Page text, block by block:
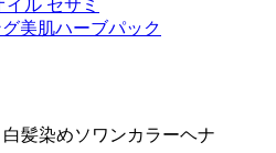
ル セサミ
美肌ハーブパック
髪染めソワンカラーヘナ